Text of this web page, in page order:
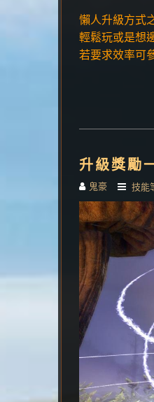
懶人升級方式
輕鬆玩或是想
若要求效率可
升級獎勵
鬼豪 技能